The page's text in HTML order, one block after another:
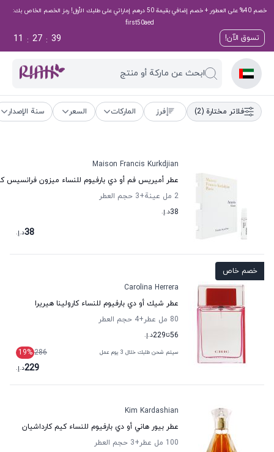
خصم 40% على العطور + خصم إضافي بقيمة 50 درهم إماراتي على طلبك الأول! رمز الخصم الخاص بك:
first50aed
تسوق الآن! 38
:
27
:
11
ابحث عن ماركة أو منتج
فلاتر مختارة (2) فرز الماركات السعر سنة الإصدار
Maison Francis Kurkdjian
عطر أميريس فم أو دي بارفيوم للنساء ميزون فرانسيس
2 مل عينة
+3
حجم العطر
38د.إ.
38د.إ.
خصم خاص
Carolina Herrera
عطر شيك أو دي بارفيوم للنساء كارولينا هيريرا
80 مل عطر
+4
حجم العطر
56تا229د.إ.
سيتم شحن طلبك خلال 3 يوم عمل 286
19%
229د.إ.
Kim Kardashian
عطر بيور هاني أو دي بارفيوم للنساء كيم كارداشيان
100 مل عطر
+3
حجم العطر